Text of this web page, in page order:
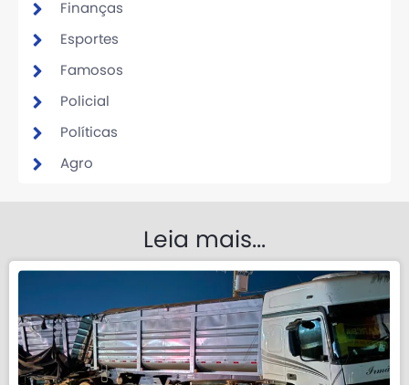
Finanças
Esportes
Famosos
Policial
Políticas
Agro
Leia mais...